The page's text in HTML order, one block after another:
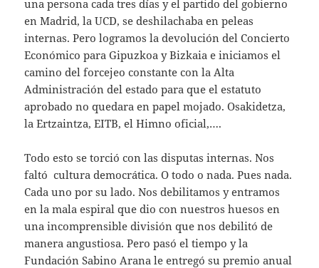
una persona cada tres días y el partido del gobierno
en Madrid, la UCD, se deshilachaba en peleas
internas. Pero logramos la devolución del Concierto
Económico para Gipuzkoa y Bizkaia e iniciamos el
camino del forcejeo constante con la Alta
Administración del estado para que el estatuto
aprobado no quedara en papel mojado. Osakidetza,
la Ertzaintza, EITB, el Himno oficial,….
Todo esto se torció con las disputas internas. Nos
faltó cultura democrática. O todo o nada. Pues nada.
Cada uno por su lado. Nos debilitamos y entramos
en la mala espiral que dio con nuestros huesos en
una incomprensible división que nos debilitó de
manera angustiosa. Pero pasó el tiempo y la
Fundación Sabino Arana le entregó su premio anual